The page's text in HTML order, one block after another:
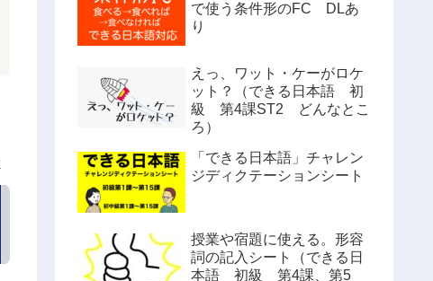
で使う条件形のFC DLあ
り
えっ、ワット・ケーがロケ
ット？（できる日本語 初
級 第4課ST2 どんなとこ
ろ）
「できる日本語」チャレン
ジディクテーションシート
授業や宿題に使える。形容
詞の記入シート（できる日
本語 初級 第4課、第5